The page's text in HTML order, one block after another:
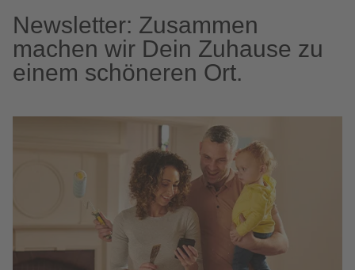
Newsletter: Zusammen
machen wir Dein Zuhause zu
einem schöneren Ort.